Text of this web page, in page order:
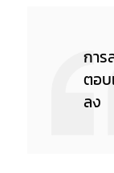
การ
ตอบ
ลง